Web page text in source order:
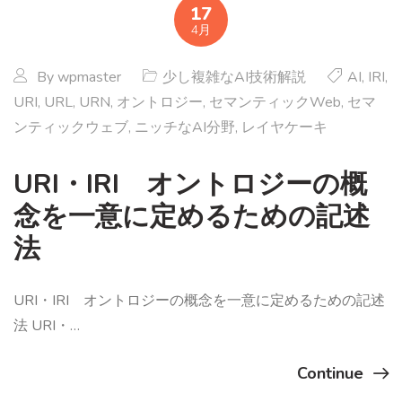
17
4月
Bywpmaster 少し複雑なAI技術解説 AI, IRI,
URI, URL, URN, オントロジー, セマンティックWeb, セマ
ンティックウェブ, ニッチなAI分野, レイヤケーキ
URI・IRI オントロジーの概
念を一意に定めるための記述
法
URI・IRI オントロジーの概念を一意に定めるための記述
法 URI・…
Continue